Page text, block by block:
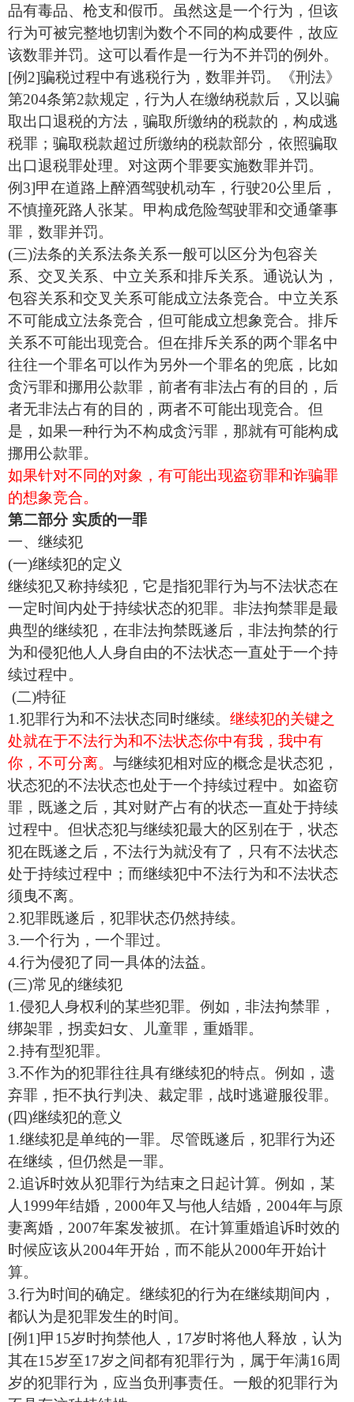
品有毒品、枪支和假币。虽然这是一个行为，但该
行为可被完整地切割为数个不同的构成要件，故应
该数罪并罚。这可以看作是一行为不并罚的例外。
[例2]骗税过程中有逃税行为，数罪并罚。《刑法》
第204条第2款规定，行为人在缴纳税款后，又以骗
取出口退税的方法，骗取所缴纳的税款的，构成逃
税罪；骗取税款超过所缴纳的税款部分，依照骗取
出口退税罪处理。对这两个罪要实施数罪并罚。
例3]甲在道路上醉酒驾驶机动车，行驶20公里后，
不慎撞死路人张某。甲构成危险驾驶罪和交通肇事
罪，数罪并罚。
(三)法条的关系法条关系一般可以区分为包容关
系、交叉关系、中立关系和排斥关系。通说认为，
包容关系和交叉关系可能成立法条竞合。中立关系
不可能成立法条竞合，但可能成立想象竞合。排斥
关系不可能出现竞合。但在排斥关系的两个罪名中
往往一个罪名可以作为另外一个罪名的兜底，比如
贪污罪和挪用公款罪，前者有非法占有的目的，后
者无非法占有的目的，两者不可能出现竞合。但
是，如果一种行为不构成贪污罪，那就有可能构成
挪用公款罪。
如果针对不同的对象，有可能出现盗窃罪和诈骗罪
的想象竞合。
第二部分 实质的一罪
一、继续犯
(一)继续犯的定义
继续犯又称持续犯，它是指犯罪行为与不法状态在
一定时间内处于持续状态的犯罪。非法拘禁罪是最
典型的继续犯，在非法拘禁既遂后，非法拘禁的行
为和侵犯他人人身自由的不法状态一直处于一个持
续过程中。
(二)特征
1.犯罪行为和不法状态同时继续。 继续犯的关键之
处就在于不法行为和不法状态你中有我，我中有
你，不可分离。 与继续犯相对应的概念是状态犯，
状态犯的不法状态也处于一个持续过程中。如盗窃
罪，既遂之后，其对财产占有的状态一直处于持续
过程中。但状态犯与继续犯最大的区别在于，状态
犯在既遂之后，不法行为就没有了，只有不法状态
处于持续过程中；而继续犯中不法行为和不法状态
须曳不离。
2.犯罪既遂后，犯罪状态仍然持续。
3.一个行为，一个罪过。
4.行为侵犯了同一具体的法益。
(三)常见的继续犯
1.侵犯人身权利的某些犯罪。例如，非法拘禁罪，
绑架罪，拐卖妇女、儿童罪，重婚罪。
2.持有型犯罪。
3.不作为的犯罪往往具有继续犯的特点。例如，遗
弃罪，拒不执行判决、裁定罪，战时逃避服役罪。
(四)继续犯的意义
1.继续犯是单纯的一罪。尽管既遂后，犯罪行为还
在继续，但仍然是一罪。
2.追诉时效从犯罪行为结束之日起计算。例如，某
人1999年结婚，2000年又与他人结婚，2004年与原
妻离婚，2007年案发被抓。在计算重婚追诉时效的
时候应该从2004年开始，而不能从2000年开始计
算。
3.行为时间的确定。继续犯的行为在继续期间内，
都认为是犯罪发生的时间。
[例1]甲15岁时拘禁他人，17岁时将他人释放，认为
其在15岁至17岁之间都有犯罪行为，属于年满16周
岁的犯罪行为，应当负刑事责任。一般的犯罪行为